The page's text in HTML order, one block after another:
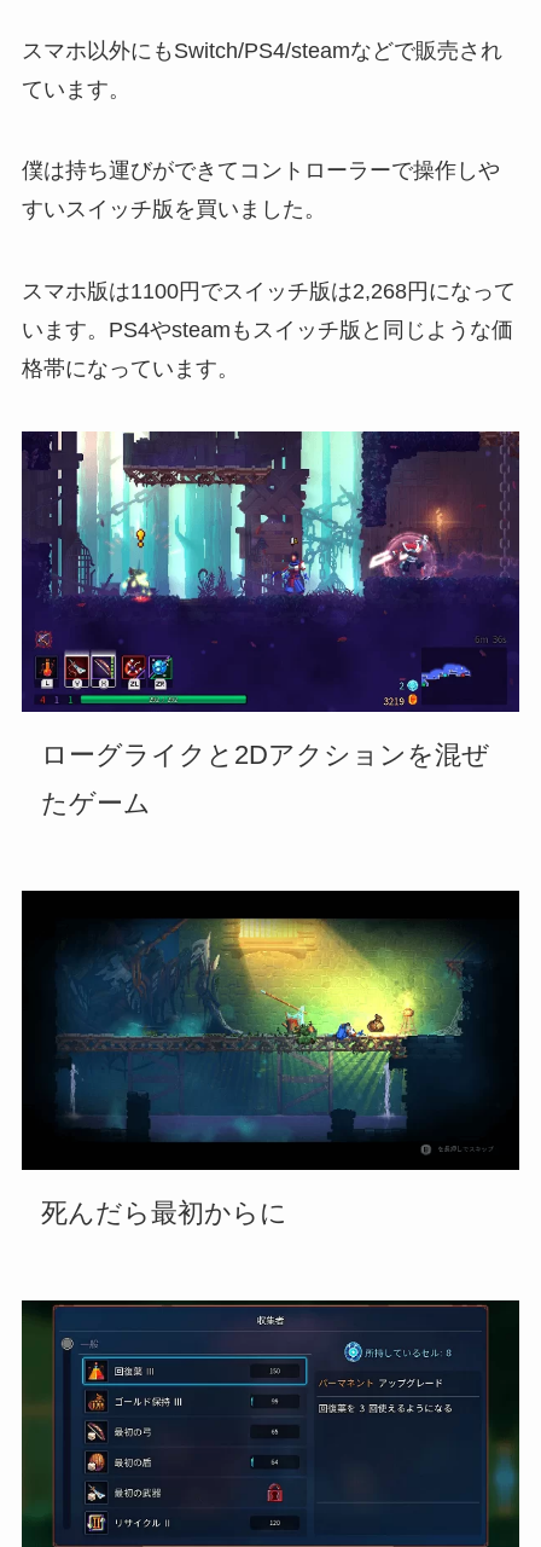
スマホ以外にもSwitch/PS4/steamなどで販売され
ています。
僕は持ち運びができてコントローラーで操作しや
すいスイッチ版を買いました。
スマホ版は1100円でスイッチ版は2,268円になって
います。PS4やsteamもスイッチ版と同じような価
格帯になっています。
ローグライクと2Dアクションを混ぜ
たゲーム
死んだら最初からに